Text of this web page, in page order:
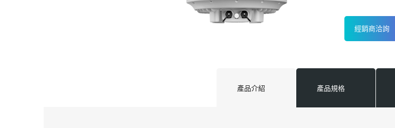
經銷商洽詢
產品介紹 產品規格